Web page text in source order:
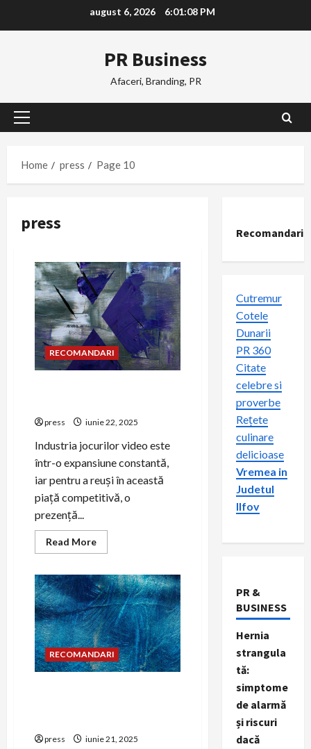
august 6, 2026 6:01:09 PM
PR Business
Afaceri, Branding, PR
Primary
Home
press Page 10
press
RECOMANDARI
press iunie 22, 2025
Industria jocurilor video este
într-o expansiune constantă,
iar pentru a reuși în această
piață competitivă, o
prezență...
Read MoreRead
more
de
PR
pentru
companii
de
gaming
RECOMANDARI
press iunie 21, 2025
Recomandari
Cutremur
Cotele
Dunarii
PR 360
Citate
celebre si
proverbe
Rețete
culinare
delicioase
Vremea in
Judetul
Ilfov
PR &
BUSINESS
Hernia
strangula
tă:
simptome
de alarmă
și riscuri
dacă